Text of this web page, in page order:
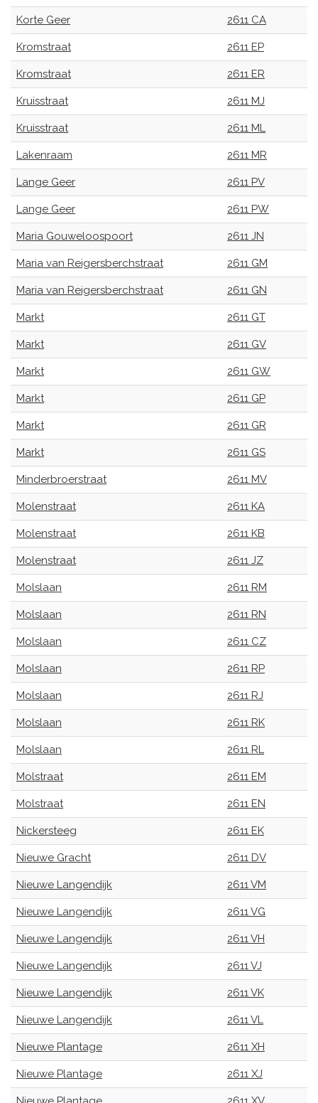
Korte Geer 2611 CA
Kromstraat 2611 EP
Kromstraat 2611 ER
Kruisstraat 2611 MJ
Kruisstraat 2611 ML
Lakenraam 2611 MR
Lange Geer 2611 PV
Lange Geer 2611 PW
Maria Gouweloospoort 2611 JN
Maria van Reigersberchstraat 2611 GM
Maria van Reigersberchstraat 2611 GN
Markt 2611 GT
Markt 2611 GV
Markt 2611 GW
Markt 2611 GP
Markt 2611 GR
Markt 2611 GS
Minderbroerstraat 2611 MV
Molenstraat 2611 KA
Molenstraat 2611 KB
Molenstraat 2611 JZ
Molslaan 2611 RM
Molslaan 2611 RN
Molslaan 2611 CZ
Molslaan 2611 RP
Molslaan 2611 RJ
Molslaan 2611 RK
Molslaan 2611 RL
Molstraat 2611 EM
Molstraat 2611 EN
Nickersteeg 2611 EK
Nieuwe Gracht 2611 DV
Nieuwe Langendijk 2611 VM
Nieuwe Langendijk 2611 VG
Nieuwe Langendijk 2611 VH
Nieuwe Langendijk 2611 VJ
Nieuwe Langendijk 2611 VK
Nieuwe Langendijk 2611 VL
Nieuwe Plantage 2611 XH
Nieuwe Plantage 2611 XJ